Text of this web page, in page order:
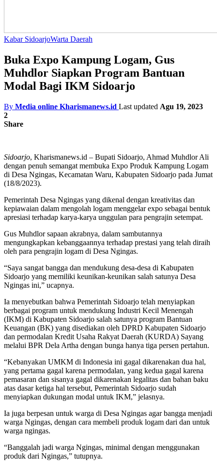
Kabar SidoarjoWarta Daerah
Buka Expo Kampung Logam, Gus
Muhdlor Siapkan Program Bantuan
Modal Bagi IKM Sidoarjo
By Media online Kharismanews.id Last updated Agu 19, 2023
2
Share
Sidoarjo, Kharismanews.id – Bupati Sidoarjo, Ahmad Muhdlor Ali
dengan penuh semangat membuka Expo Produk Kampung Logam
di Desa Ngingas, Kecamatan Waru, Kabupaten Sidoarjo pada Jumat
(18/8/2023).
Pemerintah Desa Ngingas yang dikenal dengan kreativitas dan
kepiawaian dalam mengolah logam menggelar expo sebagai bentuk
apresiasi terhadap karya-karya unggulan para pengrajin setempat.
Gus Muhdlor sapaan akrabnya, dalam sambutannya
mengungkapkan kebanggaannya terhadap prestasi yang telah diraih
oleh para pengrajin logam di Desa Ngingas.
“Saya sangat bangga dan mendukung desa-desa di Kabupaten
Sidoarjo yang memiliki keunikan-keunikan salah satunya Desa
Ngingas ini,” ucapnya.
Ia menyebutkan bahwa Pemerintah Sidoarjo telah menyiapkan
berbagai program untuk mendukung Industri Kecil Menengah
(IKM) di Kabupaten Sidoarjo salah satunya program Bantuan
Keuangan (BK) yang disediakan oleh DPRD Kabupaten Sidoarjo
dan permodalan Kredit Usaha Rakyat Daerah (KURDA) Sayang
melalui BPR Dela Artha dengan bunga hanya tiga persen pertahun.
“Kebanyakan UMKM di Indonesia ini gagal dikarenakan dua hal,
yang pertama gagal karena permodalan, yang kedua gagal karena
pemasaran dan sisanya gagal dikarenakan legalitas dan bahan baku
atas dasar ketiga hal tersebut, Pemerintah Sidoarjo sudah
menyiapkan dukungan modal untuk IKM,” jelasnya.
Ia juga berpesan untuk warga di Desa Ngingas agar bangga menjadi
warga Ngingas, dengan cara membeli produk logam dari dan untuk
warga ngingas.
“Banggalah jadi warga Ngingas, minimal dengan menggunakan
produk dari Ngingas,” tutupnya.